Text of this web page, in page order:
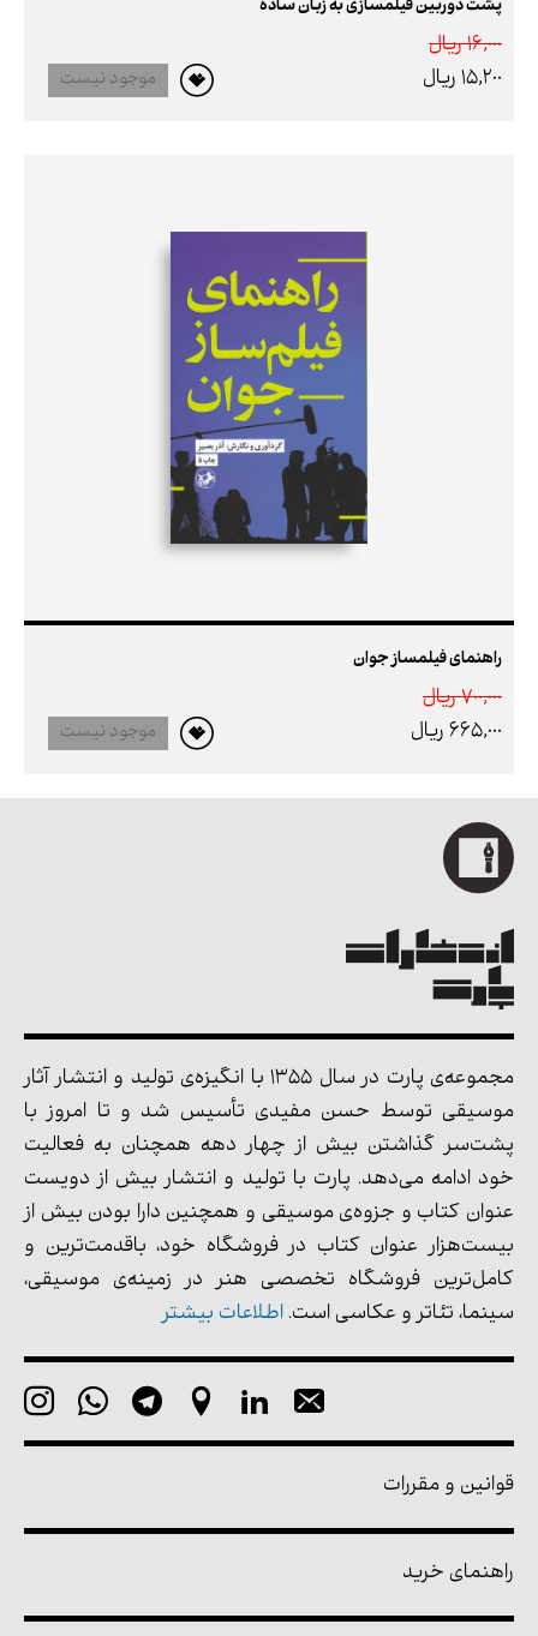
پشت دوربین فیلمسازی به زبان ساده
16,000 ريال
15,200 ريال
موجود نیست
راهنمای فیلمساز جوان
700,000 ريال
665,000 ريال
موجود نیست
مجموعه‌ی پارت در سال 1355 با انگیزه‌ی تولید و انتشار آثار
موسیقی توسط حسن مفیدی تأسیس شد و تا امروز با
پشت‌سر گذاشتن بیش از چهار دهه همچنان به فعالیت
خود ادامه می‌دهد. پارت با تولید و انتشار بیش از دویست
عنوان کتاب و جزوه‌ی موسیقی و همچنین دارا بودن بیش از
بیست‌هزار عنوان کتاب در فروشگاه خود، باقدمت‌ترین و
کامل‌ترین فروشگاه تخصصی هنر در زمینه‌ی موسیقی،
سینما، تئاتر و عکاسی است. اطلاعات بیشتر
قوانین و مقررات
راهنمای خرید